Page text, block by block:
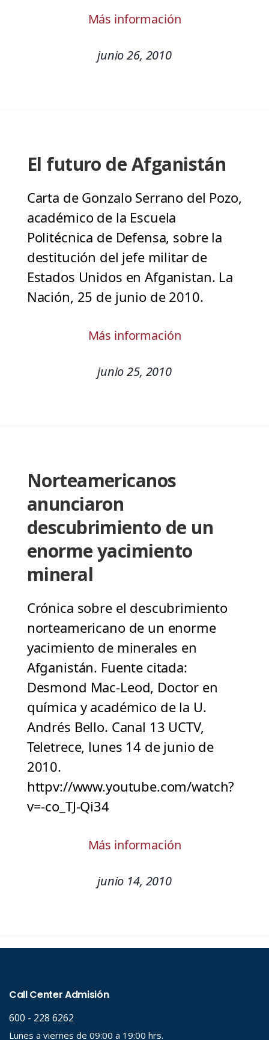
Más información
junio 26, 2010
El futuro de Afganistán
Carta de Gonzalo Serrano del Pozo,
académico de la Escuela
Politécnica de Defensa, sobre la
destitución del jefe militar de
Estados Unidos en Afganistan. La
Nación, 25 de junio de 2010.
Más información
junio 25, 2010
Norteamericanos
anunciaron
descubrimiento de un
enorme yacimiento
mineral
Crónica sobre el descubrimiento
norteamericano de un enorme
yacimiento de minerales en
Afganistán. Fuente citada:
Desmond Mac-Leod, Doctor en
química y académico de la U.
Andrés Bello. Canal 13 UCTV,
Teletrece, lunes 14 de junio de
2010.
httpv://www.youtube.com/watch?
v=-co_TJ-Qi34
Más información
junio 14, 2010